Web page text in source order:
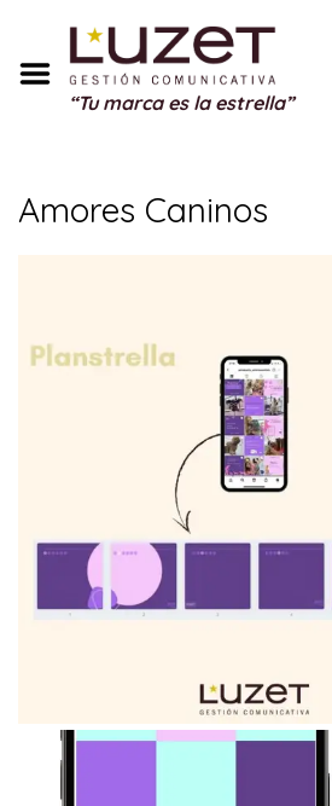
“Tu marca es la estrella”
Amores Caninos
Inicio
Sobre Mí
Blog